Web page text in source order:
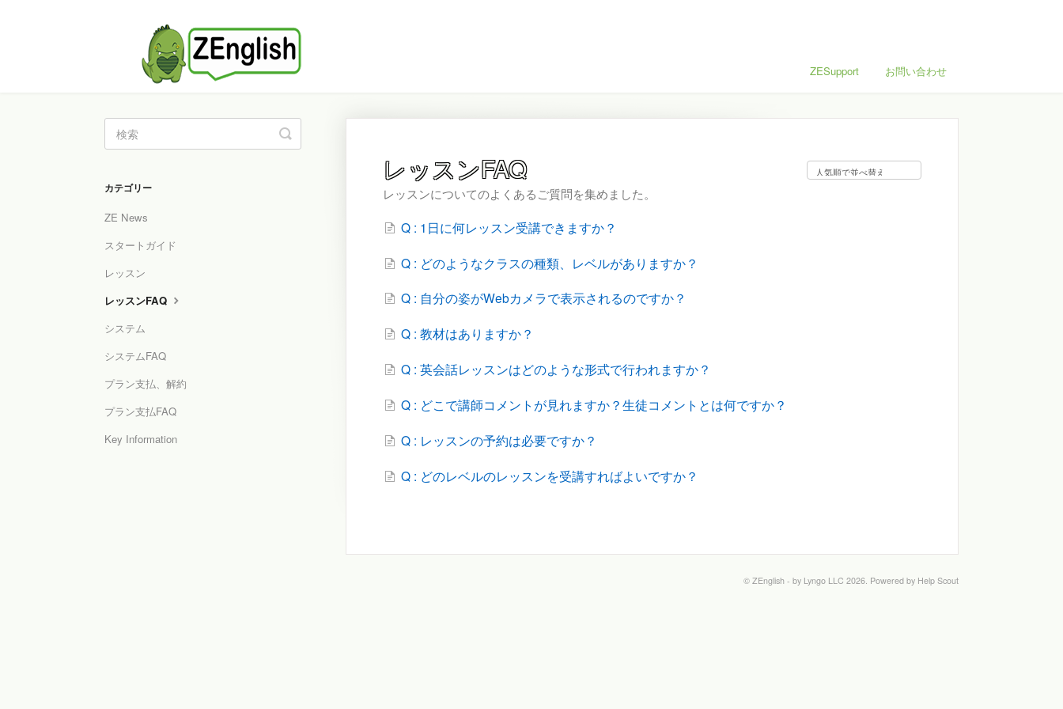
ZESupport お問い合わせ
レッスンFAQ
レッスンについてのよくあるご質問を集めました。
Q : 1日に何レッスン受講できますか？
Q : どのようなクラスの種類、レベルがありますか？
Q : 自分の姿がWebカメラで表示されるのですか？
Q : 教材はありますか？
Q : 英会話レッスンはどのような形式で行われますか？
Q : どこで講師コメントが見れますか？生徒コメントとは何ですか？
Q : レッスンの予約は必要ですか？
Q : どのレベルのレッスンを受講すればよいですか？
Toggle
Search
カテゴリー
ZE News
スタートガイド
レッスン
レッスンFAQ
システム
システムFAQ
プラン支払、解約
プラン支払FAQ
Key Information
© ZEnglish - by Lyngo LLC 2026. Powered by Help Scout